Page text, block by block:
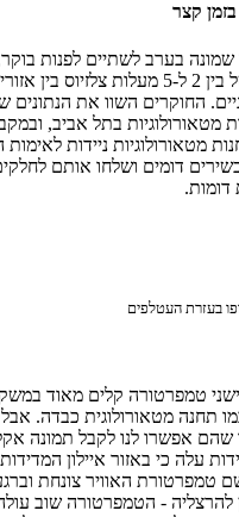
קצר
שמונה בערב לשתיים לפנות
החוקרים גילו פערים של בין 2 ל-5 מעלות
החוקרים השוו את הנתונים
בתל אביב,
מטאורולוגיות ניידות לאימות
דומים ושלחו אותם
דומות.
בעזרת העטלפים
תחנה מטאורולוגית כבדה.
שהם אפשרו לנו לקבל תמונה
עלה כי באזור איילון
טמפרטורת האוויר צונחת
- הטמפרטורה שוב